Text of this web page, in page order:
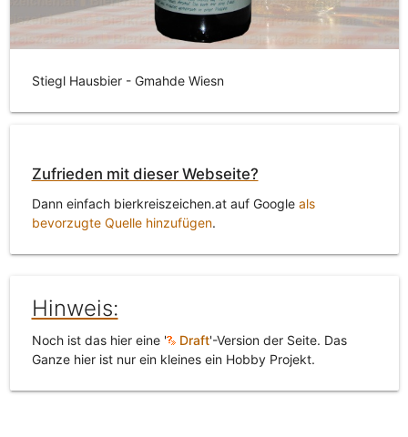
Stiegl Hausbier - Gmahde Wiesn
Zufrieden mit dieser Webseite?
Dann einfach bierkreiszeichen.at auf Google als
bevorzugte Quelle hinzufügen.
Hinweis:
Noch ist das hier eine ' Draft'-Version der Seite. Das
Ganze hier ist nur ein kleines ein Hobby Projekt.